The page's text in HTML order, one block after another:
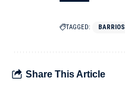
TAGGED: BARRIOS
Share This Article